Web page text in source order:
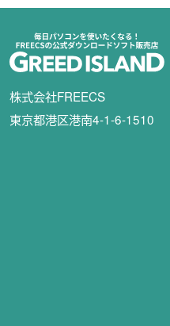
株式会社FREECS
東京都港区港南4-1-6-1510